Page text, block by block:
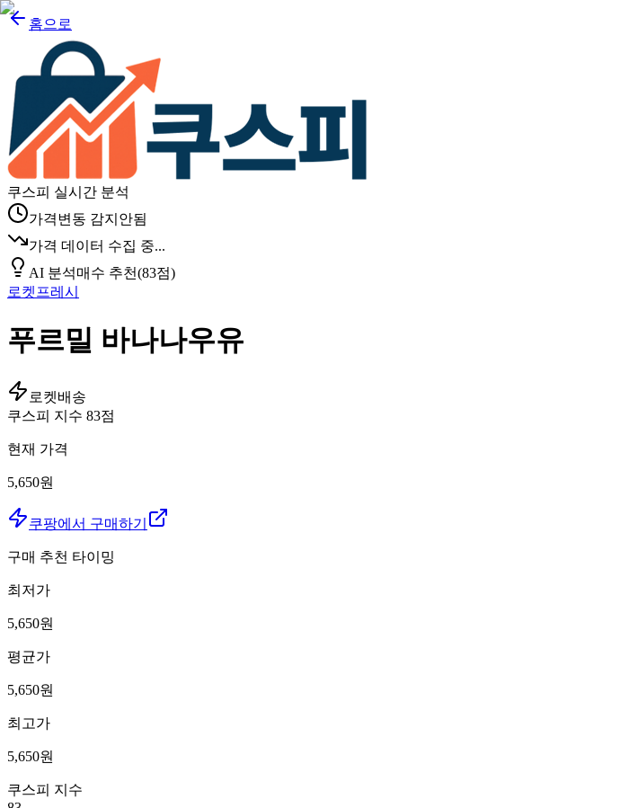
홈으로
쿠스피 실시간 분석
가격변동 감지안됨
가격 데이터 수집 중...
AI 분석매수 추천(83점)
로켓프레시
푸르밀 바나나우유
로켓배송
쿠스피 지수 83점
현재 가격
5,650원
쿠팡에서 구매하기
구매 추천 타이밍
최저가
5,650원
평균가
5,650원
최고가
5,650원
쿠스피 지수